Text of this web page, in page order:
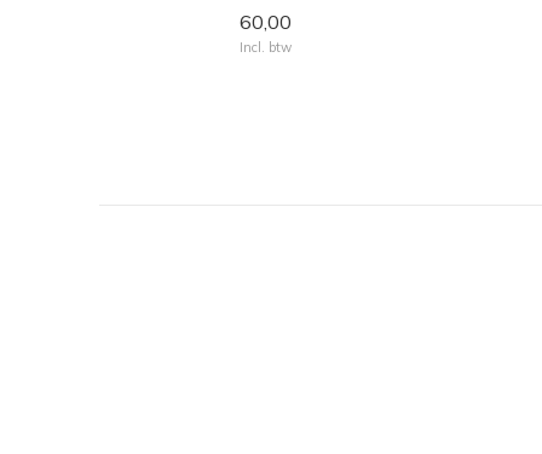
60,00
Incl. btw